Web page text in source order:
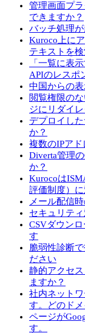
管理画面プ
できますか？
バッチ処理
Kuroco上に
テキストを
「一覧に表
APIのレスポ
中国からの
閲覧権限の
ジにリダイ
デプロイし
か？
複数のIPア
Diverta管理
か？
Kurocoは
評価制度）
メール配信
セキュリテ
CSVダウン
す
脆弱性診断
ださい
静的アクセ
ますか？
社内ネット
す。どのド
ページが
す。